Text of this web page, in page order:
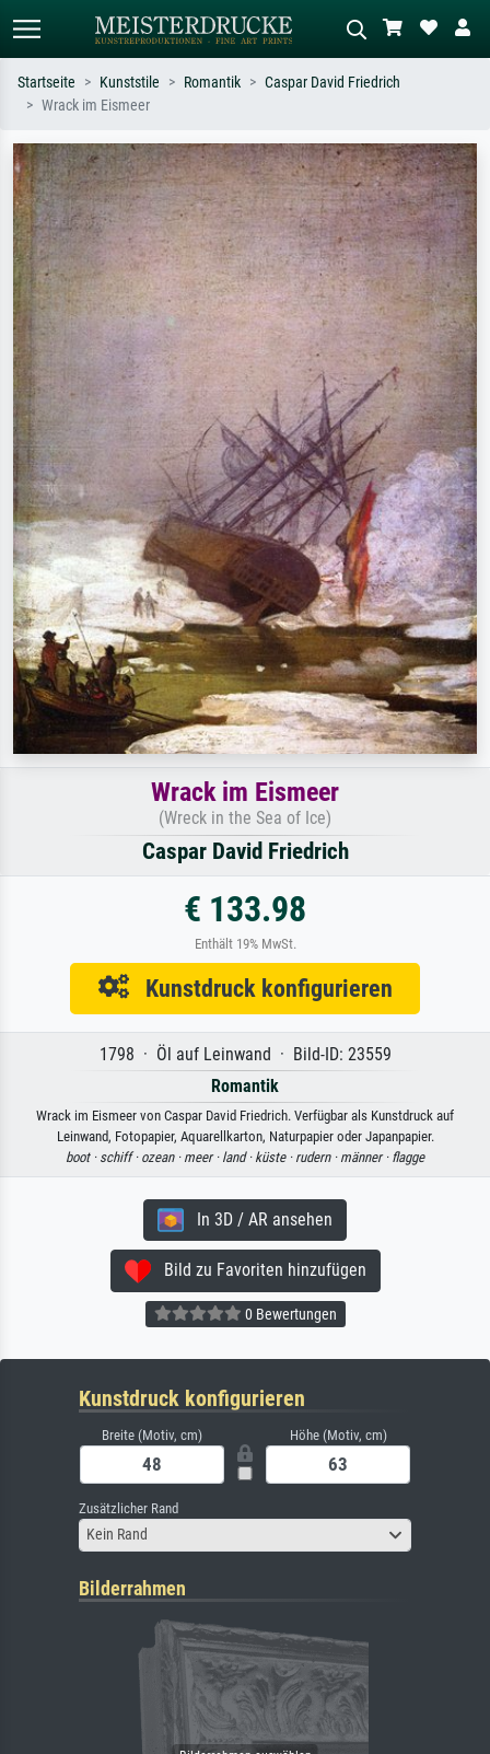
Suchen Sie nach Künstlern, Werktiteln
oder Stilen – z.B. Monet,
Sternennacht, Impressionismus, Welle
Hokusai, Akt.
Beschreiben Sie die Szene – z.B. Grüne
Wiese, Abstrakt mit viel Rot, Dunkles
Ölgemälde, Stehender Akt neben einem
Baum.
Startseite Kunststile Romantik
Caspar David Friedrich
Wrack im Eismeer
Wrack im Eismeer
(Wreck in the Sea of Ice)
Caspar David Friedrich
€ 133.98
Enthält 19% MwSt.
Kunstdruck konfigurieren
1798 · Öl auf Leinwand · Bild-ID: 23559
Romantik
Wrack im Eismeer von Caspar David Friedrich. Verfügbar als Kunstdruck auf
Leinwand, Fotopapier, Aquarellkarton, Naturpapier oder Japanpapier.
boot · schiff · ozean · meer · land · küste · rudern · männer · flagge
In 3D / AR ansehen
Bild zu Favoriten hinzufügen
0 Bewertungen
Kunstdruck konfigurieren
Breite (Motiv, cm) Höhe (Motiv, cm)
Zusätzlicher Rand
Kein Rand
Bilderrahmen